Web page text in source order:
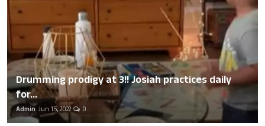
Drumming prodigy at 3!! Josiah practices daily
for...
Admin Jun 15, 2022 0